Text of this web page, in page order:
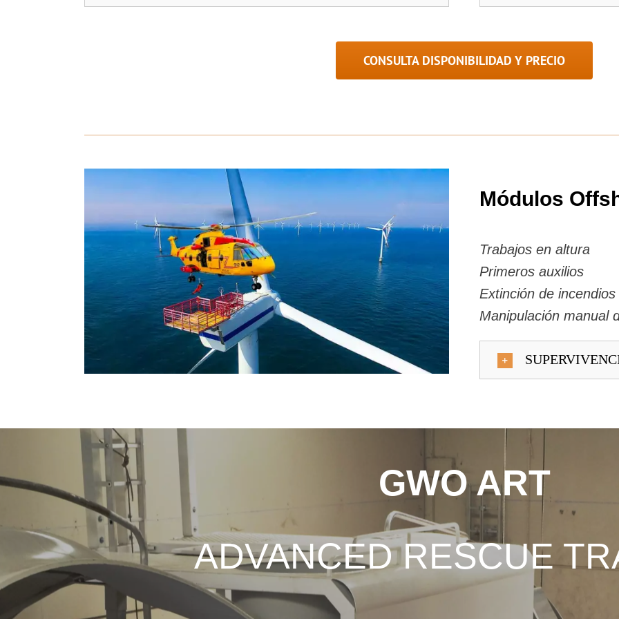
CONSULTA DISPONIBILIDAD Y PRECIO
Módulos
Trabajos en altura
Primeros auxilios
Extinción de incendios
Manipulación manual
GWO ART
ADVANCED RESCUE